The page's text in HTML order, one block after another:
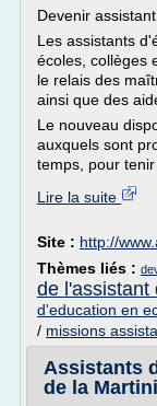
Devenir
Les assistants
écoles, collèges
le relais des
ainsi que des
Le nouveau
auxquels sont
temps, pour tenir
Lire la suite
Site : http://
Thèmes liés :
de l'assistant
d'education en
/ missions
Assistants
de la